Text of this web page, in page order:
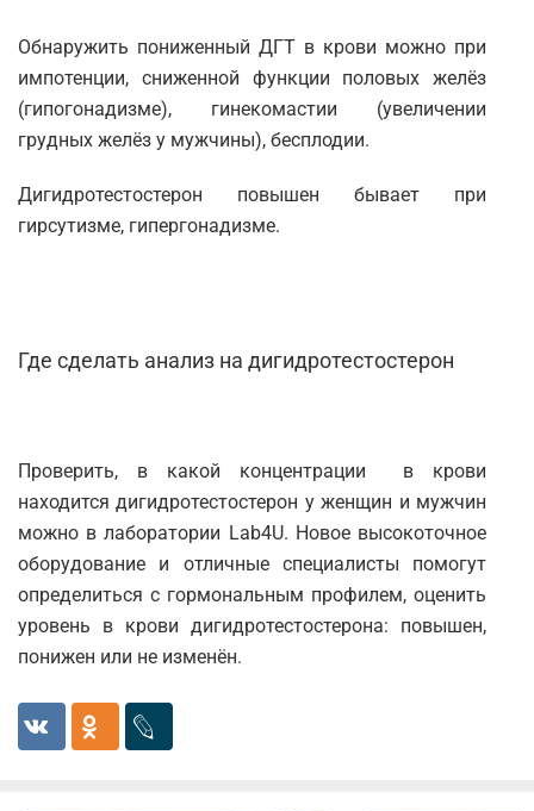
Обнаружить пониженный ДГТ в крови можно при
импотенции, сниженной функции половых желёз
(гипогонадизме), гинекомастии (увеличении
грудных желёз у мужчины), бесплодии.
Дигидротестостерон повышен бывает при
гирсутизме, гипергонадизме.
Где сделать анализ на дигидротестостерон
Проверить, в какой концентрации в крови
находится дигидротестостерон у женщин и мужчин
можно в лаборатории Lab4U. Новое высокоточное
оборудование и отличные специалисты помогут
определиться с гормональным профилем, оценить
уровень в крови дигидротестостерона: повышен,
понижен или не изменён.
Армавир
Астрахань
Балашиха
Барнаул
Брянск
Владимир
Волжский
Вологда
Воронеж
Всеволожск
Гатчина
Геленджик
Голубое